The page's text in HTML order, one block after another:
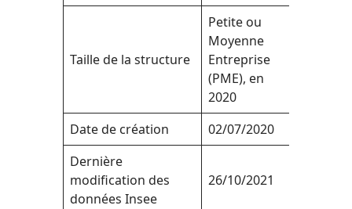
Taille de la structure
Petite ou
Moyenne
Entreprise
(PME), en
2020
Date de création
02/07/2020
Dernière
modification des
données Insee
26/10/2021